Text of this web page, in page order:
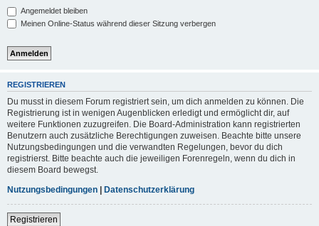
Angemeldet bleiben
Meinen Online-Status während dieser Sitzung verbergen
REGISTRIEREN
Du musst in diesem Forum registriert sein, um dich anmelden zu können. Die
Registrierung ist in wenigen Augenblicken erledigt und ermöglicht dir, auf
weitere Funktionen zuzugreifen. Die Board-Administration kann registrierten
Benutzern auch zusätzliche Berechtigungen zuweisen. Beachte bitte unsere
Nutzungsbedingungen und die verwandten Regelungen, bevor du dich
registrierst. Bitte beachte auch die jeweiligen Forenregeln, wenn du dich in
diesem Board bewegst.
Nutzungsbedingungen | Datenschutzerklärung
Registrieren